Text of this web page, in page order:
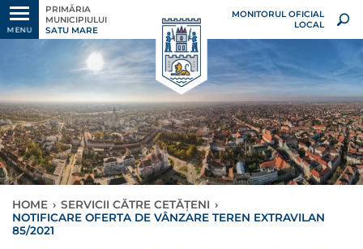
MENU
PRIMĂRIA
MUNICIPIULUI
SATU MARE
MONITORUL OFICIAL
LOCAL
HOME › SERVICII CĂTRE CETĂȚENI ›
NOTIFICARE OFERTA DE VÂNZARE TEREN EXTRAVILAN
85/2021